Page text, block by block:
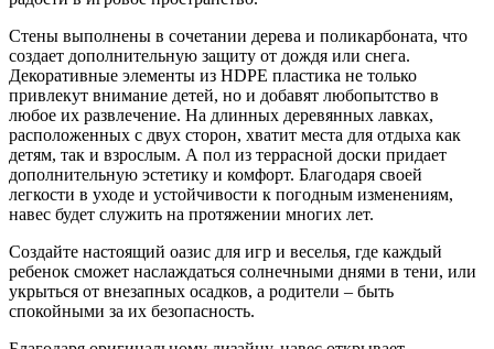
Стены выполнены в сочетании дерева и поликарбоната, что
создает дополнительную защиту от дождя или снега.
Декоративные элементы из HDPE пластика не только
привлекут внимание детей, но и добавят любопытство в
любое их развлечение. На длинных деревянных лавках,
расположенных с двух сторон, хватит места для отдыха как
детям, так и взрослым. А пол из террасной доски придает
дополнительную эстетику и комфорт. Благодаря своей
легкости в уходе и устойчивости к погодным изменениям,
навес будет служить на протяжении многих лет.
Создайте настоящий оазис для игр и веселья, где каждый
ребенок сможет наслаждаться солнечными днями в тени, или
укрыться от внезапных осадков, а родители – быть
спокойными за их безопасность.